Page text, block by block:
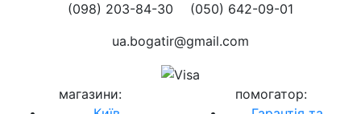
(098) 203-84-30
(050) 642-09-01
ua.bogatir@gmail.com
магазини:
помогатор: